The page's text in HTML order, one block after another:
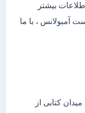
بیشتر
آمبولانس ، با ما
کتابی از